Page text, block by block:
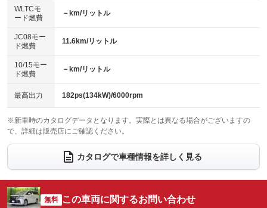
センターデフロック
：装備なし
電動格納ミラー
：装備あり
エアロ
：装備なし
ローダウン
：装備なし
ベンチシート
：装備なし
チップアップシート
：装備なし
電動格納サードシート
：装備なし シートヒーター
：装備なし
ウォークスルー
電動リアゲート フロントカメラ
：装備なし
シートエアコン
：装備なし 全周囲カメラ
：装備なし
サイドカメラ
：装備なし ルーフレール
：装備なし
WLTCモ
ード燃費
－km/リットル
JC08モー
ド燃費
11.6km/リットル
10/15モー
ド燃費
－km/リットル
最高出力 182ps(134kW)/6000rpm
※新車時のカタログデータとなります。実際とは異なる場合がございますの
で、詳細は販売店にご確認ください。
カタログで車種情報を詳しく見る
無料 この車両に関するお問い合わせ